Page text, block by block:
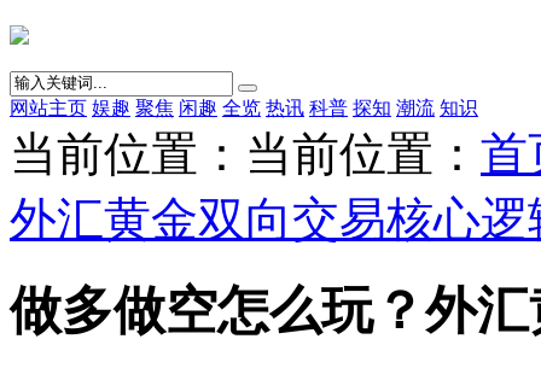
网站主页 娱趣 聚焦 闲趣 全览 热讯 科普 探知 潮流 知识
当前位置：当前位置： 首
外汇黄金双向交易核心逻
做多做空怎么玩？外